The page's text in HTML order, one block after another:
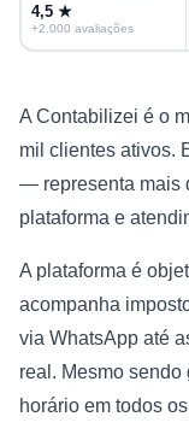
4,5 ★
+2.000 avaliações
A Contabilizei é o
mil clientes ativos.
— representa mais
plataforma e
A plataforma é
acompanha
via WhatsApp até
real. Mesmo
horário em todos